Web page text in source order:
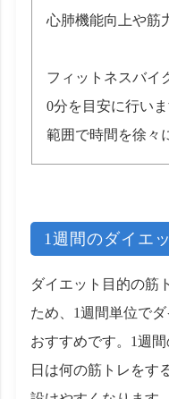
心肺機能向上や筋
フィットネスバイ
0分を目安に行い
範囲で時間を徐々
1週間のダイエ
ダイエット目的の筋
ため、1週間単位で
おすすめです。1週
日は何の筋トレをす